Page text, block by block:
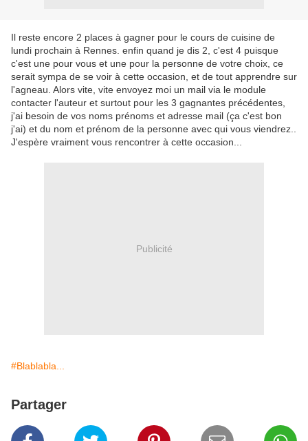
Il reste encore 2 places à gagner pour le cours de cuisine de
lundi prochain à Rennes. enfin quand je dis 2, c'est 4 puisque
c'est une pour vous et une pour la personne de votre choix, ce
serait sympa de se voir à cette occasion, et de tout apprendre sur
l'agneau. Alors vite, vite envoyez moi un mail via le module
contacter l'auteur et surtout pour les 3 gagnantes précédentes,
j'ai besoin de vos noms prénoms et adresse mail (ça c'est bon
j'ai) et du nom et prénom de la personne avec qui vous viendrez..
J'espère vraiment vous rencontrer à cette occasion...
Publicité
#Blablabla...
Partager